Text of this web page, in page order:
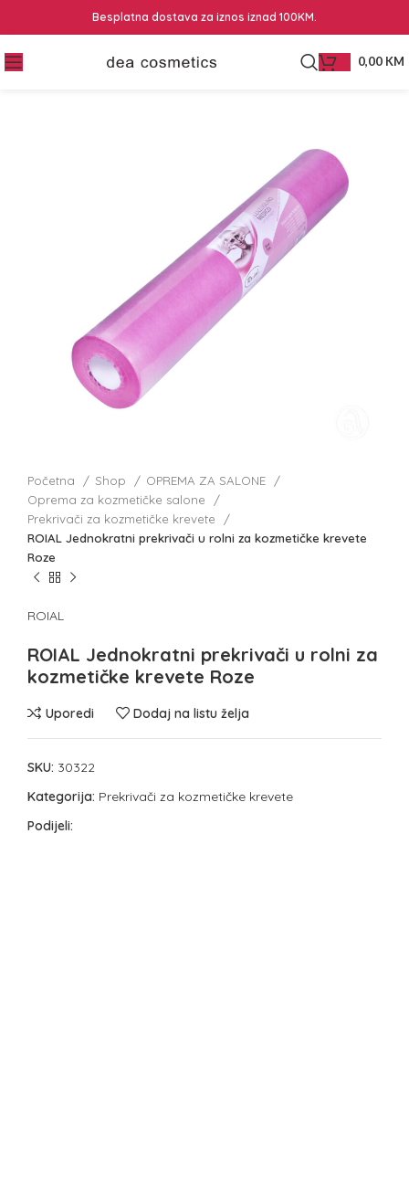
Besplatna dostava za iznos iznad 100KM.
0,00 KM
Početna Shop
OPREMA ZA SALONE
Oprema za kozmetičke salone
Prekrivači za kozmetičke krevete
ROIAL Jednokratni prekrivači u rolni za kozmetičke krevete
Roze
ROIAL
ROIAL Jednokratni prekrivači u rolni za
kozmetičke krevete Roze
Uporedi Dodaj na listu želja
SKU: 30322
Kategorija: Prekrivači za kozmetičke krevete
Podijeli: